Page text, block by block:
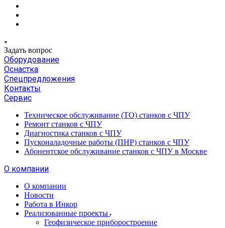
Задать вопрос
Оборудование
Оснастка
Спецпредложения
Контакты
Сервис
Техническое обслуживание (ТО) станков с ЧПУ
Ремонт станков с ЧПУ
Диагностика станков с ЧПУ
Пусконаладочные работы (ПНР) станков с ЧПУ
Абонентское обслуживание станков с ЧПУ в Москве
О компании
О компании
Новости
Работа в Инкор
Реализованные проекты
Геофизическое приборостроение